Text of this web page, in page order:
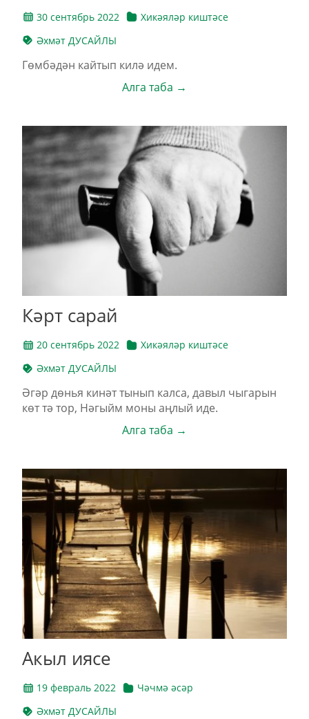
30 сентябрь 2022
Хикәяләр киштәсе
Әхмәт ДУСАЙЛЫ
Гөмбәдән кайтып килә идем.
Алга таба →
Кәрт сарай
20 сентябрь 2022
Хикәяләр киштәсе
Әхмәт ДУСАЙЛЫ
Әгәр дөнья кинәт тынып калса, давыл чыгарын
көт тә тор, Нәгыйм моны аңлый иде.
Алга таба →
Акыл иясе
19 февраль 2022
Чәчмә әсәр
Әхмәт ДУСАЙЛЫ